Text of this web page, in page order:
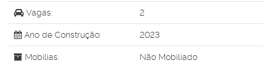
Vagas: 2
Ano de Construção: 2023
Mobílias: Não Mobiliado